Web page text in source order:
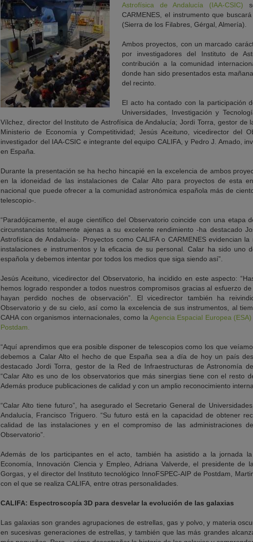
Astrofísica de Andalucía (IAA-CSIC)
CARMENES, el instrumento que
(Sierra de los Filabres, Gérgal, Almería).
Ambos proyectos, con un marcado
por investigadores del Instituto de
contribución a la comunidad
donde han sido presentados esta
del recinto.
El acto ha contado con la participación
Universidades, Investigación y
Vílchez, director del Instituto de Astrofísica de Andalucía; Jordi Torra, gestor de
Ministerio de Economía y Competitividad; Jesús Aceituno, vicedirector del
investigador del IAA-CSIC e integrante del equipo CALIFA, y Pedro J. Amado,
en España.
Durante la presentación se ha hecho hincapié en la excelencia de ambos
en la idoneidad de las instalaciones de Calar Alto para proyectos de esta
nacional que puede ofrecer a la comunidad astronómica española más de
telescopio-.
“Paradójicamente, el auge científico del Observatorio coincide con una etapa
circunstancias totalmente ajenas a su excelente rendimiento -ha destacado
Astrofísica de Andalucía-. Proyectos como CALIFA o CARMENES evidencian
instalaciones e instrumentos y la eficacia de su personal. Calar ha sido uno
española y debemos intentar por todos los medios que siga siendo así”.
Jesús Aceituno, vicedirector del Observatorio, ha incidido en este aspecto:
hemos logrado responder a todos nuestros compromisos gracias al esfuerzo
hayan perdido noches de observación”. El vicedirector también ha
Observatorio y de su cielo, así como la excelencia de sus instrumentos, al
CAHA con organismos internacionales, como la Agencia Espacial Europea (ESA)
Postdam.
“Aquí aprendimos que era posible disponer de telescopios como los que
debemos a Calar Alto el hecho de que España sea a día de hoy un país
destacado Jordi Torra, gestor de la Red de Infraestructuras de Astronomía
“Calar Alto es uno de los observatorios que más sinergias tiene con el resto
Además produce publicaciones de calidad y con un amplio reconocimiento
“Calar Alto tiene futuro”, ha asegurado el Secretario General de
Andalucía, Francisco Triguero. “Su futuro está en la capacidad de obtener
calidad de las instalaciones y en el compromiso de las administraciones
Observatorio”.
Además de los participantes en el acto, también ha asistido a la jornada
Economía, Innovación Ciencia y Empleo, Adriana Valverde, el presidente de
Gorgas, y el director del Instituto tecnológico InnoFSPEC-AIP de Postdam,
con el que se realiza CALIFA, entre otras personalidades.
CALIFA: Espectroscopía 3D para desvelar la evolución de las galaxias
Las galaxias son grandes agrupaciones de estrellas, gas y polvo, y materia
en sucesivas generaciones de estrellas, y también que las más grandes